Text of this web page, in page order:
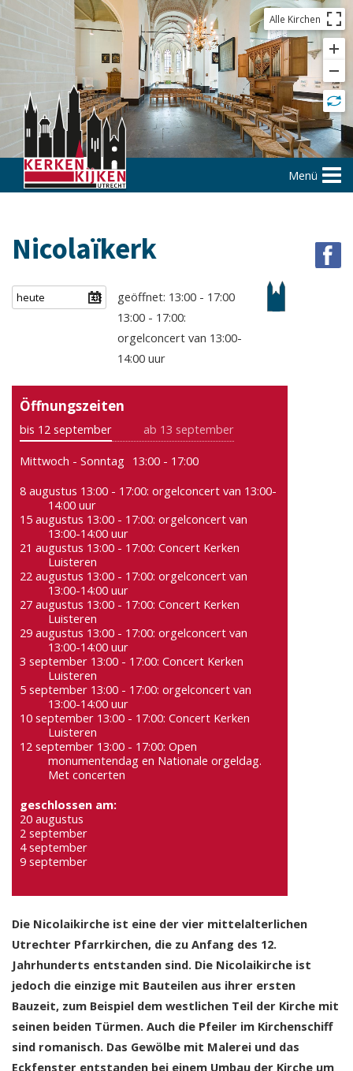
Alle Kirchen
Menü
Nicolaïkerk
geöffnet: 13:00 - 17:00
13:00 - 17:00:
orgelconcert van 13:00-
14:00 uur
Öffnungszeiten
bis 12 september
ab 13 september
Mittwoch - Sonntag 13:00 - 17:00
8 augustus 13:00 - 17:00: orgelconcert van 13:00-
14:00 uur
15 augustus 13:00 - 17:00: orgelconcert van
13:00-14:00 uur
21 augustus 13:00 - 17:00: Concert Kerken
Luisteren
22 augustus 13:00 - 17:00: orgelconcert van
13:00-14:00 uur
27 augustus 13:00 - 17:00: Concert Kerken
Luisteren
29 augustus 13:00 - 17:00: orgelconcert van
13:00-14:00 uur
3 september 13:00 - 17:00: Concert Kerken
Luisteren
5 september 13:00 - 17:00: orgelconcert van
13:00-14:00 uur
10 september 13:00 - 17:00: Concert Kerken
Luisteren
12 september 13:00 - 17:00: Open
monumentendag en Nationale orgeldag.
Met concerten
geschlossen am:
20 augustus
2 september
4 september
9 september
Die Nicolaikirche ist eine der vier mittelalterlichen
Utrechter Pfarrkirchen, die zu Anfang des 12.
Jahrhunderts entstanden sind. Die Nicolaikirche ist
jedoch die einzige mit Bauteilen aus ihrer ersten
Bauzeit, zum Beispiel dem westlichen Teil der Kirche mit
seinen beiden Türmen. Auch die Pfeiler im Kirchenschiff
sind romanisch. Das Gewölbe mit Malerei und das
Eckfenster entstanden bei einem Umbau der Kirche um